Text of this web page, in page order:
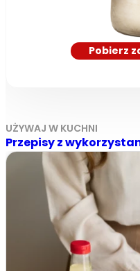
Pobierz
UŻYWAJ W KUCHNI
Przepisy z